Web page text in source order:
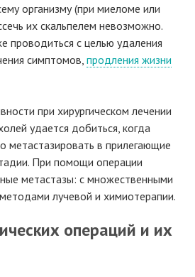
организму (при миеломе или
их скальпелем невозможно.
проводиться с целью удаления
симптомов,продления жизни
при хирургическом лечении
удается добиться, когда
метастазировать в прилегающие
При помощи операции
метастазы: с множественными
лучевой и химиотерапии.
операций и их